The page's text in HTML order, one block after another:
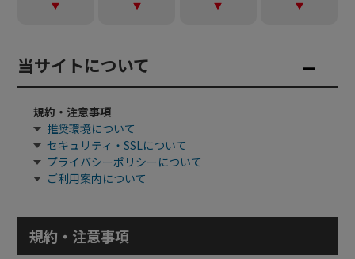
当サイトについて
規約・注意事項
推奨環境について
セキュリティ・SSLについて
プライバシーポリシーについて
ご利用案内について
規約・注意事項